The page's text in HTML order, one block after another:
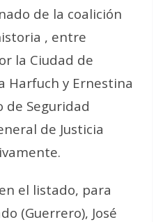
de la coalición
, entre
la Ciudad de
Harfuch y Ernestina
de Seguridad
de Justicia
el listado, para
(Guerrero), José